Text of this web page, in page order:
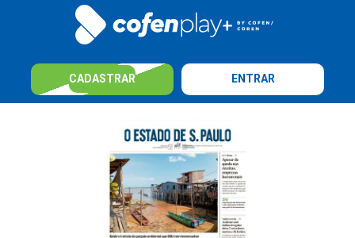
CADASTRAR ENTRAR